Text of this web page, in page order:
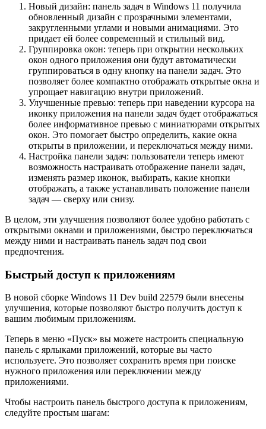
Новый дизайн: панель задач в Windows 11 получила
обновленный дизайн с прозрачными элементами,
закругленными углами и новыми анимациями. Это
придает ей более современный и стильный вид.
Группировка окон: теперь при открытии нескольких
окон одного приложения они будут автоматически
группироваться в одну кнопку на панели задач. Это
позволяет более компактно отображать открытые окна и
упрощает навигацию внутри приложений.
Улучшенные превью: теперь при наведении курсора на
иконку приложения на панели задач будет отображаться
более информативное превью с миниатюрами открытых
окон. Это помогает быстро определить, какие окна
открыты в приложении, и переключаться между ними.
Настройка панели задач: пользователи теперь имеют
возможность настраивать отображение панели задач,
изменять размер иконок, выбирать, какие кнопки
отображать, а также устанавливать положение панели
задач — сверху или снизу.
В целом, эти улучшения позволяют более удобно работать с
открытыми окнами и приложениями, быстро переключаться
между ними и настраивать панель задач под свои
предпочтения.
Быстрый доступ к приложениям
В новой сборке Windows 11 Dev build 22579 были внесены
улучшения, которые позволяют быстро получить доступ к
вашим любимым приложениям.
Теперь в меню «Пуск» вы можете настроить специальную
панель с ярлыками приложений, которые вы часто
используете. Это позволяет сохранить время при поиске
нужного приложения или переключении между
приложениями.
Чтобы настроить панель быстрого доступа к приложениям,
следуйте простым шагам: